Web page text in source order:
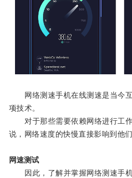
网络测速手机在线测速是当今互
项技术。
对于那些需要依赖网络进行工作
说，网络速度的快慢直接影响到他
网速测试
因此，了解并掌握网络测速手机